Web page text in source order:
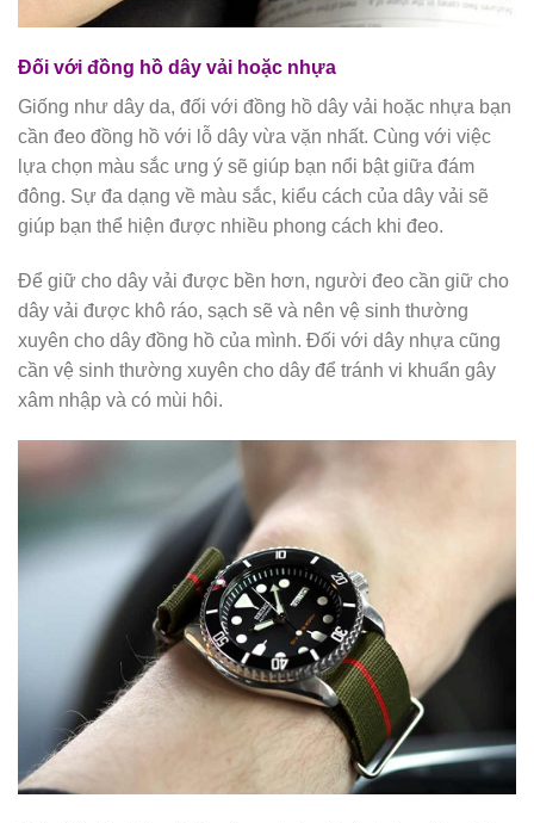
Đối với đồng hồ dây vải hoặc nhựa
Giống như dây da, đối với đồng hồ dây vải hoặc nhựa bạn
cần đeo đồng hồ với lỗ dây vừa vặn nhất. Cùng với việc
lựa chọn màu sắc ưng ý sẽ giúp bạn nổi bật giữa đám
đông. Sự đa dạng về màu sắc, kiểu cách của dây vải sẽ
giúp bạn thể hiện được nhiều phong cách khi đeo.
Để giữ cho dây vải được bền hơn, người đeo cần giữ cho
dây vải được khô ráo, sạch sẽ và nên vệ sinh thường
xuyên cho dây đồng hồ của mình. Đối với dây nhựa cũng
cần vệ sinh thường xuyên cho dây để tránh vi khuẩn gây
xâm nhập và có mùi hôi.